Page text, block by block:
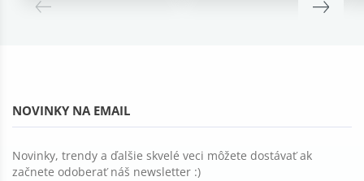
NOVINKY NA EMAIL
Novinky, trendy a ďalšie skvelé veci môžete dostávať ak
začnete odoberať náš newsletter :)